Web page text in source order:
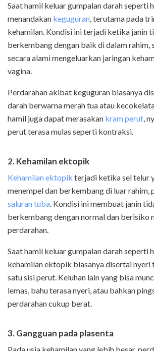
Saat hamil keluar gumpalan darah seperti
menandakan keguguran, terutama pada
kehamilan. Kondisi ini terjadi ketika janin
berkembang dengan baik di dalam rahim,
secara alami mengeluarkan jaringan
vagina.
Perdarahan akibat keguguran biasanya
darah berwarna merah tua atau
hamil juga dapat merasakan kram perut,
perut terasa mulas seperti kontraksi.
2. Kehamilan ektopik
Kehamilan ektopik terjadi ketika sel telur
menempel dan berkembang di luar rahim,
saluran tuba. Kondisi ini membuat janin
berkembang dengan normal dan berisiko
perdarahan.
Saat hamil keluar gumpalan darah seperti
kehamilan ektopik biasanya disertai nyeri
satu sisi perut. Keluhan lain yang bisa
lemas, bahu terasa nyeri, atau bahkan
perdarahan cukup berat.
3. Gangguan pada plasenta